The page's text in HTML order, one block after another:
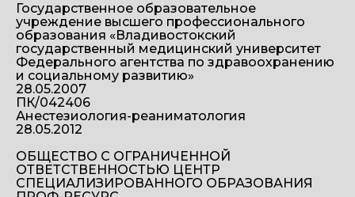
Государственное образовательное
учреждение высшего профессионального
образования «Владивостокский
государственный медицинский университет
Федерального агентства по здравоохранению
и социальному развитию»
28.05.2007
ПК/042406
Анестезиология-реаниматология
28.05.2012
ОБЩЕСТВО С ОГРАНИЧЕННОЙ
ОТВЕТСТВЕННОСТЬЮ ЦЕНТР
СПЕЦИАЛИЗИРОВАННОГО ОБРАЗОВАНИЯ